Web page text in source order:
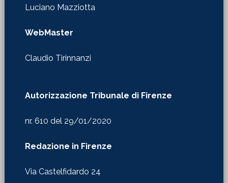
Luciano Mazziotta
WebMaster
Claudio Tirinnanzi
Autorizzazione Tribunale di Firenze
nr. 610 del 29/01/2020
Redazione in Firenze
Via Castelfidardo 24